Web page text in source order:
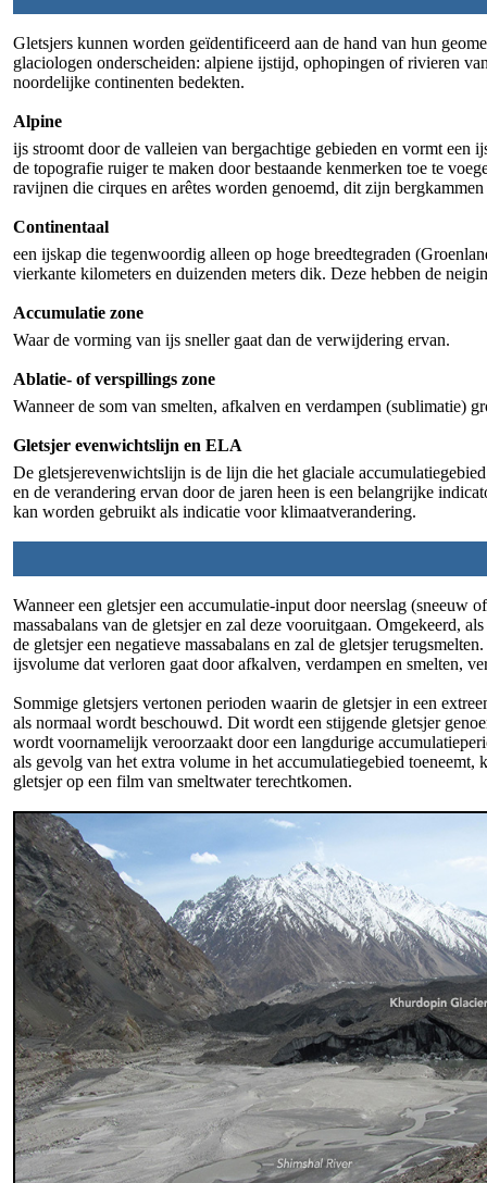
Gletsjers kunnen worden geïdentificeerd aan de hand van hun
glaciologen onderscheiden: alpiene ijstijd, ophopingen of rivieren
noordelijke continenten bedekten.
Alpine
ijs stroomt door de valleien van bergachtige gebieden en vormt een
de topografie ruiger te maken door bestaande kenmerken toe te
ravijnen die cirques en arêtes worden genoemd, dit zijn
Continentaal
een ijskap die tegenwoordig alleen op hoge breedtegraden
vierkante kilometers en duizenden meters dik. Deze hebben de
Accumulatie zone
Waar de vorming van ijs sneller gaat dan de verwijdering ervan.
Ablatie- of verspillings zone
Wanneer de som van smelten, afkalven en verdampen (sublimatie)
Gletsjer evenwichtslijn en ELA
De gletsjerevenwichtslijn is de lijn die het glaciale
en de verandering ervan door de jaren heen is een belangrijke
kan worden gebruikt als indicatie voor klimaatverandering.
Wanneer een gletsjer een accumulatie-input door neerslag (sneeuw
massabalans van de gletsjer en zal deze vooruitgaan. Omgekeerd,
de gletsjer een negatieve massabalans en zal de gletsjer
ijsvolume dat verloren gaat door afkalven, verdampen en smelten,
Sommige gletsjers vertonen perioden waarin de gletsjer in een
als normaal wordt beschouwd. Dit wordt een stijgende gletsjer
wordt voornamelijk veroorzaakt door een langdurige
als gevolg van het extra volume in het accumulatiegebied
gletsjer op een film van smeltwater terechtkomen.